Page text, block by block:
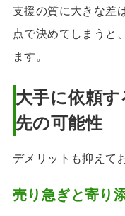
支援の質に大きな差
点で決めてしまうと
ます。
大手に依頼
先の可能性
デメリットも抑えて
売り急ぎと寄り